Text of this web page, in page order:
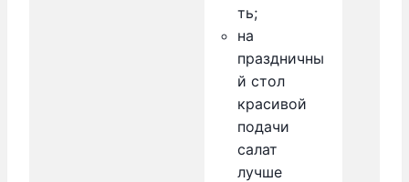
ть;
на
праздничны
й стол
красивой
подачи
салат
лучше